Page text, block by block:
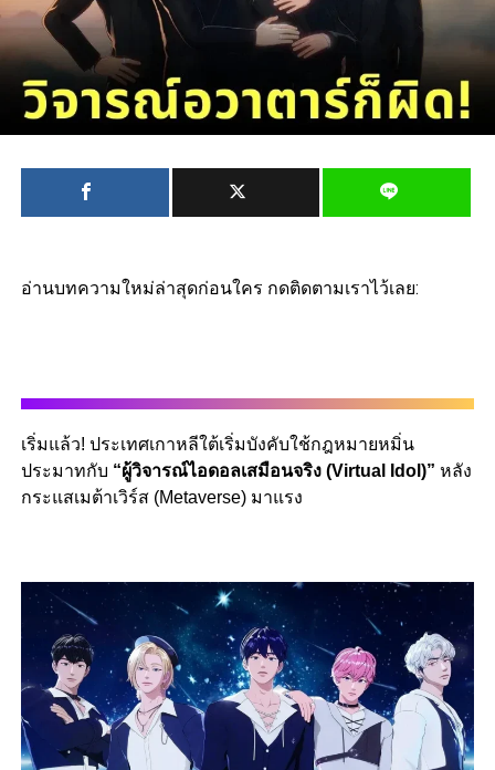
อ่านบทความใหม่ล่าสุดก่อนใคร กดติดตามเราไว้เลย:
เริ่มแล้ว! ประเทศเกาหลีใต้เริ่มบังคับใช้กฎหมายหมิ่น
ประมาทกับ “ผู้วิจารณ์ไอดอลเสมือนจริง (Virtual Idol)” หลัง
กระแสเมต้าเวิร์ส (Metaverse) มาแรง